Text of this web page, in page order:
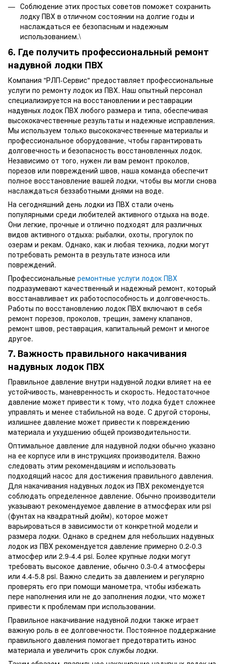
Соблюдение этих простых советов поможет сохранить
лодку ПВХ в отличном состоянии на долгие годы и
наслаждаться ее безопасным и надежным
использованием.\
6. Где получить профессиональный ремонт
надувной лодки ПВХ
Компания "РЛП-Сервис" предоставляет профессиональные
услуги по ремонту лодок из ПВХ. Наш опытный персонал
специализируется на восстановлении и реставрации
надувных лодок ПВХ любого размера и типа, обеспечивая
высококачественные результаты и надежные исправления.
Мы используем только высококачественные материалы и
профессиональное оборудование, чтобы гарантировать
долговечность и безопасность восстановленных лодок.
Независимо от того, нужен ли вам ремонт проколов,
порезов или повреждений швов, наша команда обеспечит
полное восстановление вашей лодки, чтобы вы могли снова
наслаждаться беззаботными днями на воде.
На сегодняшний день лодки из ПВХ стали очень
популярными среди любителей активного отдыха на воде.
Они легкие, прочные и отлично подходят для различных
видов активного отдыха: рыбалки, охоты, прогулок по
озерам и рекам. Однако, как и любая техника, лодки могут
потребовать ремонта в результате износа или
повреждений.
Профессиональные ремонтные услуги лодок ПВХ
подразумевают качественный и надежный ремонт, который
восстанавливает их работоспособность и долговечность.
Работы по восстановлению лодок ПВХ включают в себя
ремонт порезов, проколов, трещин, замену клапанов,
ремонт швов, реставрация, капитальный ремонт и многое
другое.
7. Важность правильного накачивания
надувных лодок ПВХ
Правильное давление внутри надувной лодки влияет на ее
устойчивость, маневренность и скорость. Недостаточное
давление может привести к тому, что лодка будет сложнее
управлять и менее стабильной на воде. С другой стороны,
излишнее давление может привести к повреждению
материала и ухудшению общей производительности.
Оптимальное давление для надувной лодки обычно указано
на ее корпусе или в инструкциях производителя. Важно
следовать этим рекомендациям и использовать
подходящий насос для достижения правильного давления.
Для накачивания надувных лодок из ПВХ рекомендуется
соблюдать определенное давление. Обычно производители
указывают рекомендуемое давление в атмосферах или psi
(фунтах на квадратный дюйм), которое может
варьироваться в зависимости от конкретной модели и
размера лодки. Однако в среднем для небольших надувных
лодок из ПВХ рекомендуется давление примерно 0.2-0.3
атмосфер или 2.9-4.4 psi. Более крупные лодки могут
требовать высокое давление, обычно 0.3-0.4 атмосферы
или 4.4-5.8 psi. Важно следить за давлением и регулярно
проверять его при помощи манометра, чтобы избежать
пере наполнения или не до заполнения лодки, что может
привести к проблемам при использовании.
Правильное накачивание надувной лодки также играет
важную роль в ее долговечности. Постоянное поддержание
правильного давления помогает предотвратить износ
материала и увеличить срок службы лодки.